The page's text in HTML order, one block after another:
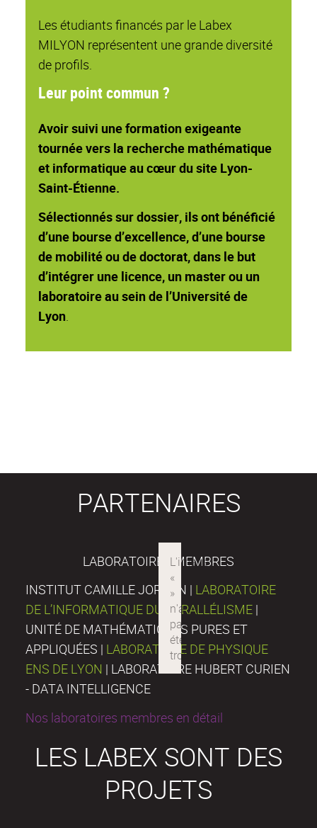
Les étudiants financés par le Labex
MILYON représentent une grande diversité
de profils.
Leur point commun ?
Avoir suivi une formation exigeante
tournée vers la recherche mathématique
et informatique au cœur du site Lyon-
Saint-Étienne.
Sélectionnés sur dossier, ils ont bénéficié
d’une bourse d’excellence, d’une bourse
de mobilité ou de doctorat, dans le but
d’intégrer une licence, un master ou un
laboratoire au sein de l’Université de
Lyon.
PARTENAIRES
LABORATOIRES MEMBRES
INSTITUT CAMILLE JORDAN | LABORATOIRE
DE L’INFORMATIQUE DU PARALLÉLISME |
UNITÉ DE MATHÉMATIQUES PURES ET
APPLIQUÉES | LABORATOIRE DE PHYSIQUE
ENS DE LYON | LABORATOIRE HUBERT CURIEN
- DATA INTELLIGENCE
Nos laboratoires membres en détail
LES LABEX SONT DES
PROJETS